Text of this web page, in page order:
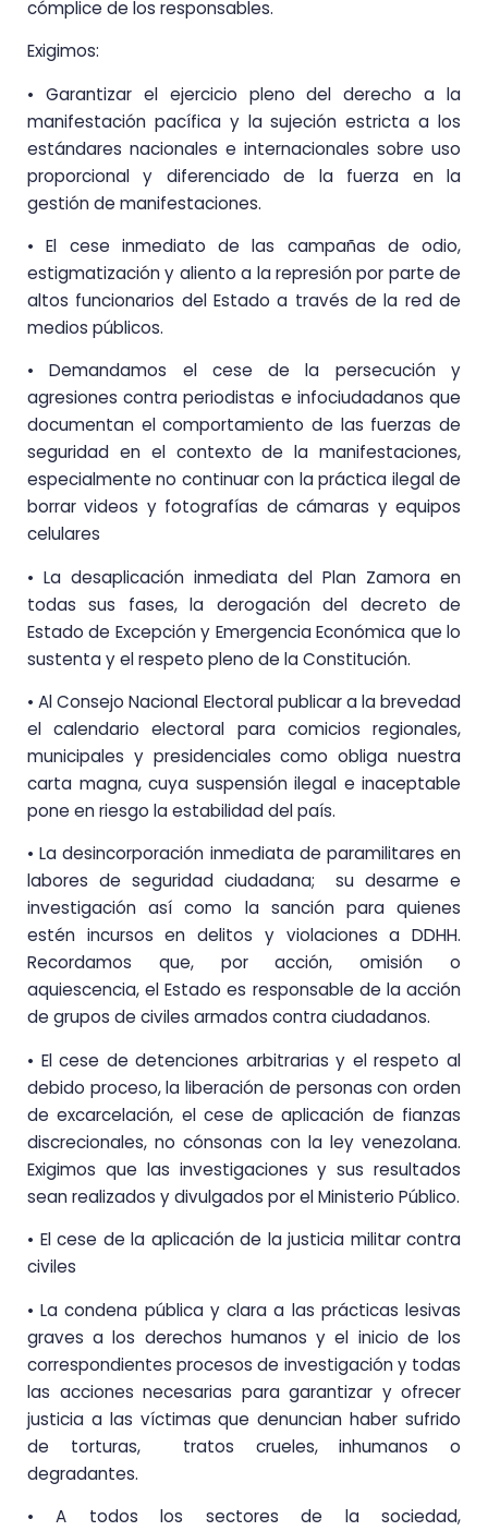
cómplice de los responsables.
Exigimos:
• Garantizar el ejercicio pleno del derecho a la
manifestación pacífica y la sujeción estricta a los
estándares nacionales e internacionales sobre uso
proporcional y diferenciado de la fuerza en la
gestión de manifestaciones.
• El cese inmediato de las campañas de odio,
estigmatización y aliento a la represión por parte de
altos funcionarios del Estado a través de la red de
medios públicos.
• Demandamos el cese de la persecución y
agresiones contra periodistas e infociudadanos que
documentan el comportamiento de las fuerzas de
seguridad en el contexto de la manifestaciones,
especialmente no continuar con la práctica ilegal de
borrar videos y fotografías de cámaras y equipos
celulares
• La desaplicación inmediata del Plan Zamora en
todas sus fases, la derogación del decreto de
Estado de Excepción y Emergencia Económica que lo
sustenta y el respeto pleno de la Constitución.
• Al Consejo Nacional Electoral publicar a la brevedad
el calendario electoral para comicios regionales,
municipales y presidenciales como obliga nuestra
carta magna, cuya suspensión ilegal e inaceptable
pone en riesgo la estabilidad del país.
• La desincorporación inmediata de paramilitares en
labores de seguridad ciudadana; su desarme e
investigación así como la sanción para quienes
estén incursos en delitos y violaciones a DDHH.
Recordamos que, por acción, omisión o
aquiescencia, el Estado es responsable de la acción
de grupos de civiles armados contra ciudadanos.
• El cese de detenciones arbitrarias y el respeto al
debido proceso, la liberación de personas con orden
de excarcelación, el cese de aplicación de fianzas
discrecionales, no cónsonas con la ley venezolana.
Exigimos que las investigaciones y sus resultados
sean realizados y divulgados por el Ministerio Público.
• El cese de la aplicación de la justicia militar contra
civiles
• La condena pública y clara a las prácticas lesivas
graves a los derechos humanos y el inicio de los
correspondientes procesos de investigación y todas
las acciones necesarias para garantizar y ofrecer
justicia a las víctimas que denuncian haber sufrido
de torturas, tratos crueles, inhumanos o
degradantes.
• A todos los sectores de la sociedad,